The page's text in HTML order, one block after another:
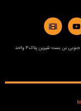
آدرس : میدان ونک خیابان خدامی بعد از پل کردستان انتهای خیابان آرارات جنوبی بن بست شیرین پلاک3 واحد